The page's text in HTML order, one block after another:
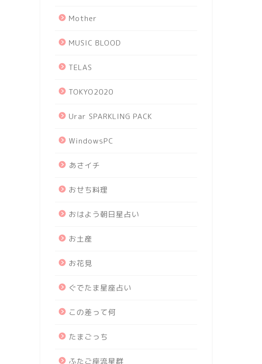
Mother
MUSIC BLOOD
TELAS
TOKYO2020
Urar SPARKLING PACK
WindowsPC
あさイチ
おせち料理
おはよう朝日星占い
お土産
お花見
ぐでたま星座占い
この差って何
たまごっち
ふたご座流星群